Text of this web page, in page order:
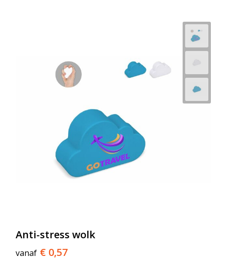
Anti-stress wolk
vanaf € 0,57